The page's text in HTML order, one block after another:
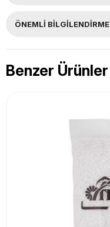
ÖNEMLI BILGILENDIRME
Benzer Ürünler